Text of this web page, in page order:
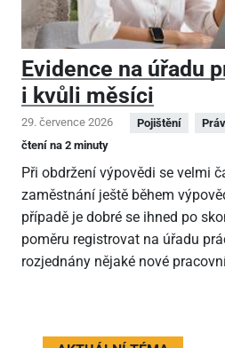
Evidence na úřadu
i kvůli měsíci
29. července 2026 Pojištění
čtení na 2 minuty
Při obdržení výpovědi se velmi
zaměstnání ještě během
případě je dobré se ihned po
poměru registrovat na úřadu
rozjednány nějaké nové